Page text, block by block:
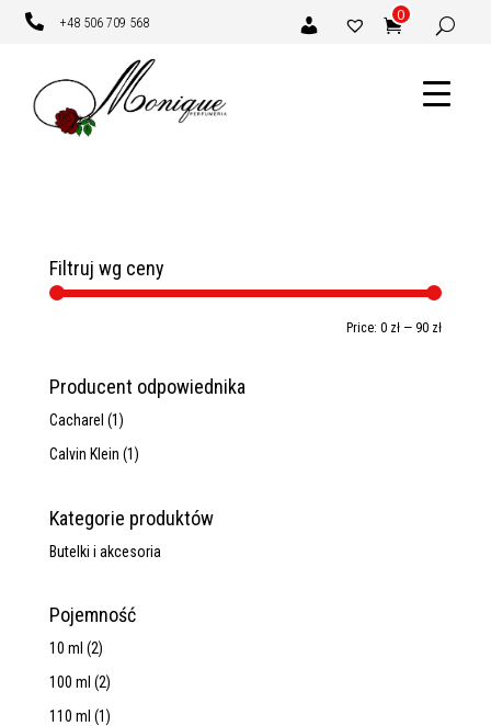
 +48 506 709 568 0
Filtruj wg ceny
Min
Max
Price:0 zł — 90 zł
Producent odpowiednika
Cacharel (1)
Calvin Klein (1)
Kategorie produktów
Butelki i akcesoria
Pojemność
10 ml (2)
100 ml (2)
110 ml (1)